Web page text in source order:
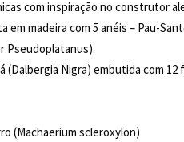
com inspiração no construtor
em madeira com 5 anéis – Pau-
Pseudoplatanus).
(Dalbergia Nigra) embutida com 12
(Machaerium scleroxylon)